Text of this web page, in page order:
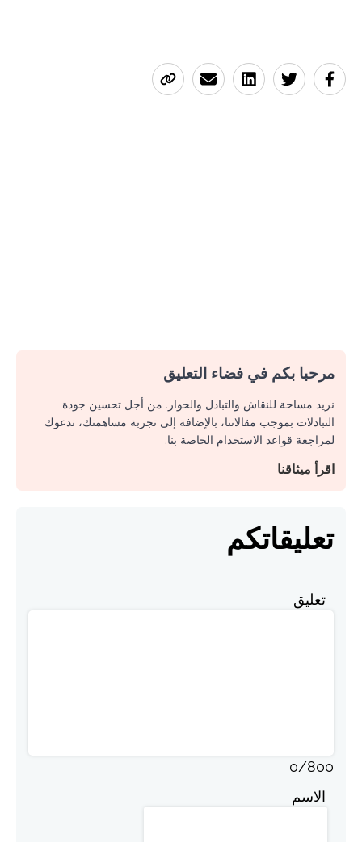
مرحبا بكم في فضاء التعليق
نريد مساحة للنقاش والتبادل والحوار. من أجل تحسين جودة
التبادلات بموجب مقالاتنا، بالإضافة إلى تجربة مساهمتك، ندعوك
لمراجعة قواعد الاستخدام الخاصة بنا.
اقرأ ميثاقنا
تعليقاتكم
تعليق
0/800
الاسم